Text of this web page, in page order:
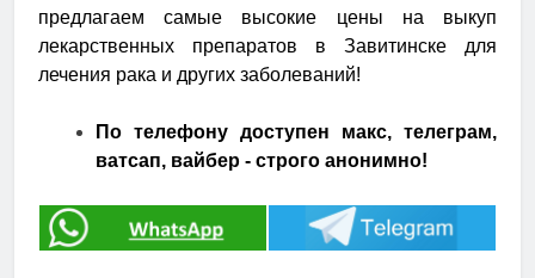
предлагаем самые высокие цены на выкуп
лекарственных препаратов в Завитинске для
лечения рака и других заболеваний!
По телефону доступен макс, телеграм,
ватсап, вайбер - строго анонимно!